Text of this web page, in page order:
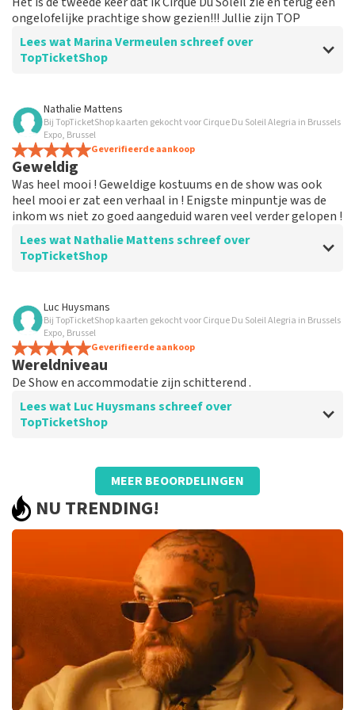
ongelofelijke prachtige show gezien!!! Jullie zijn TOP
Lees wat Marina Vermeulen schreef over
TopTicketShop
Beoordeling van Marina Vermeulen over
Uiteindelijk was de communicatie oké
De prijs voor de plaats is correct
Nathalie Mattens
Bij TopTicketShop kaarten gekocht voor Cirque Du Soleil Alegria in Brussels
Expo, Brussel
Geverifieerde aankoop
Geweldig
Was heel mooi ! Geweldige kostuums en de show was ook
heel mooi er zat een verhaal in ! Enigste minpuntje was de
inkom ws niet zo goed aangeduid waren veel verder gelopen !
Lees wat Nathalie Mattens schreef over
TopTicketShop
Beoordeling van Nathalie Mattens over
Geweldig
Luc Huysmans
Bij TopTicketShop kaarten gekocht voor Cirque Du Soleil Alegria in Brussels
Expo, Brussel
Geverifieerde aankoop
Wereldniveau
De Show en accommodatie zijn schitterend .
Lees wat Luc Huysmans schreef over
TopTicketShop
Beoordeling van Luc Huysmans overTopTicketShop
Stipte service
MEER BEOORDELINGEN
NU TRENDING!